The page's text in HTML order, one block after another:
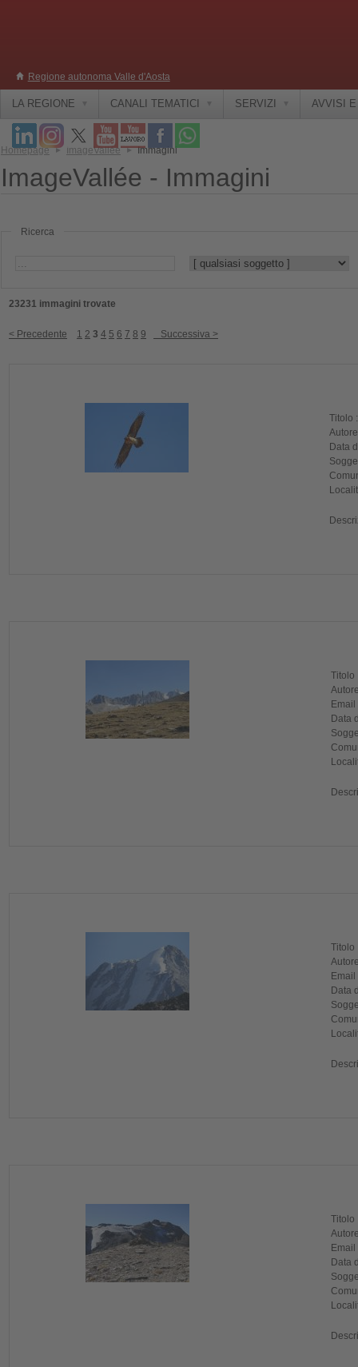
Regione autonoma Valle d'Aosta
LA REGIONE CANALI TEMATICI SERVIZI AVVISI
Homepage ImageVallée Immagini
ImageVallée - Immagini
Ricerca
23231 immagini trovate
< Precedente 1 2 3 4 5 6 7 8 9 Successiva >
Titolo
Data
Titolo
Data
Titolo
Data
Titolo
Data